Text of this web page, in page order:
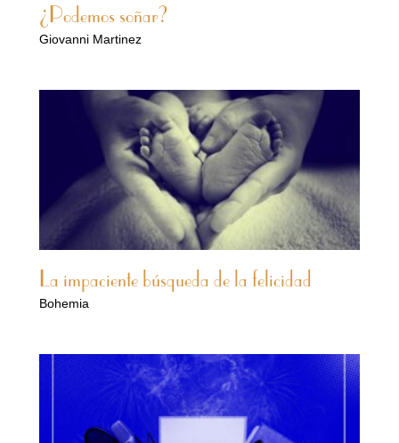
¿Podemos soñar?
Giovanni Martinez
La impaciente búsqueda de la felicidad
Bohemia